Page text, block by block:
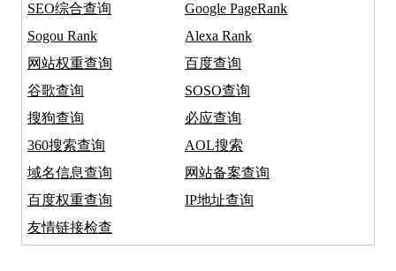
SEO综合查询
Google PageRank
Sogou Rank
Alexa Rank
网站权重查询
百度查询
谷歌查询
SOSO查询
搜狗查询
必应查询
360搜索查询
AOL搜索
域名信息查询
网站备案查询
百度权重查询
IP地址查询
友情链接检查